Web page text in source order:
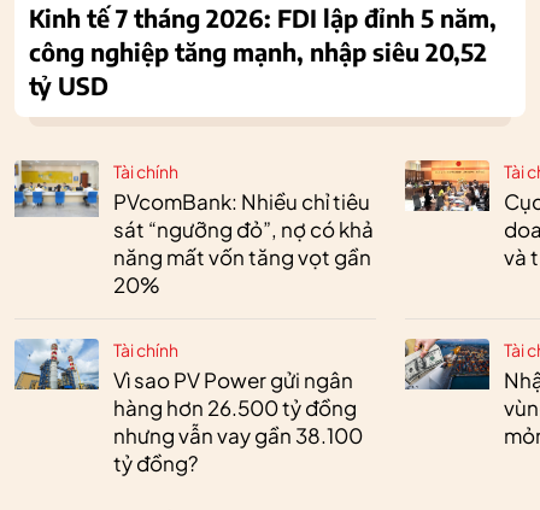
Tài chính
PVcomBank: Nhiều chỉ tiêu
sát “ngưỡng đỏ”, nợ có khả
năng mất vốn tăng vọt gần
20%
Tài chính
Vì sao PV Power gửi ngân
hàng hơn 26.500 tỷ đồng
nhưng vẫn vay gần 38.100
tỷ đồng?
Tài
và
Tài
Kinh tế 7 tháng 2026: FDI lập đỉnh 5 năm,
công nghiệp tăng mạnh, nhập siêu 20,52
tỷ USD